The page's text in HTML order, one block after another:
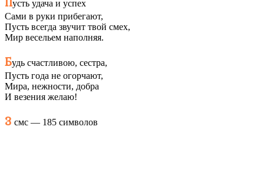
усть удача и успех
Сами в руки прибегают,
Пусть всегда звучит твой смех,
Мир весельем наполняя.
Будь счастливою, сестра,
Пусть года не огорчают,
Мира, нежности, добра
И везения желаю!
3 смс — 185 символов